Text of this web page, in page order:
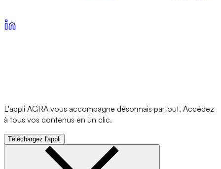
L'appli AGRA vous accompagne désormais partout. Accédez
à tous vos contenus en un clic.
Téléchargez l'appli